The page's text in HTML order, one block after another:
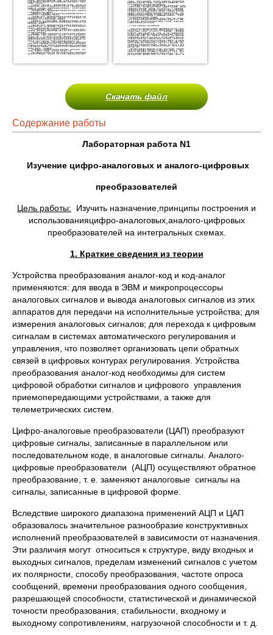
Скачать файл
Содержание работы
Лабораторная работа N1
Изучение цифро-аналоговых и аналого-цифровых
преобразователей
Цель работы: Изучить назначение,принципы построения и
использованияцифро-аналоговых,аналого-цифровых
преобразователей на интегральных схемах.
1. Краткие сведения из теории
Устройства преобразования аналог-код и код-аналог
применяются: для ввода в ЭВМ и микропроцессоры
аналоговых сигналов и вывода аналоговых сигналов из этих
аппаратов для передачи на исполнительные устройства; для
измерения аналоговых сигналов; для перехода к цифровым
сигналам в системах автоматического регулирования и
управления, что позволяет организовать цепи обратных
связей в цифровых контурах регулирования. Устройства
преобразования аналог-код необходимы для систем
цифровой обработки сигналов и цифрового управления
приемопередающими устройствами, а также для
телеметрических систем.
Цифро-аналоговые преобразователи (ЦАП) преобразуют
цифровые сигналы, записанные в параллельном или
последовательном коде, в аналоговые сигналы. Аналого-
цифровые преобразователи (АЦП) осуществляют обратное
преобразование, т. е. заменяют аналоговые сигналы на
сигналы, записанные в цифровой форме.
Вследствие широкого диапазона применений АЦП и ЦАП
образовалось значительное разнообразие конструктивных
исполнений преобразователей в зависимости от назначения.
Эти различия могут относиться к структуре, виду входных и
выходных сигналов, пределам изменений сигналов с учетом
их полярности, способу преобразования, частоте опроса
сообщений, времени преобразования одного сообщения,
разрешающей способности, статистической и динамической
точности преобразования, стабильности, входному и
выходному сопротивлениям, нагрузочной способности и т. д.